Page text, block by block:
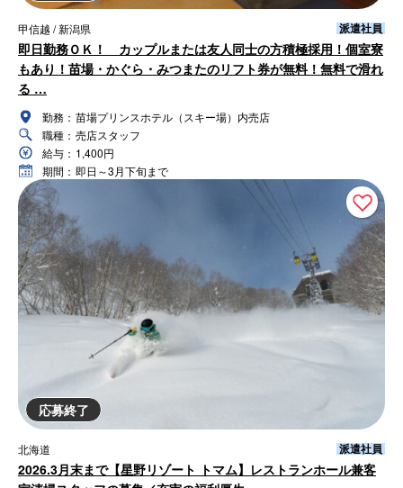
甲信越 / 新潟県 派遣社員
即日勤務ＯＫ！ カップルまたは友人同士の方積極採用！個室寮
もあり！苗場・かぐら・みつまたのリフト券が無料！無料で滑れ
る …
勤務： 苗場プリンスホテル（スキー場）内売店
職種： 売店スタッフ
給与： 1,400円
期間： 即日～3月下旬まで
応募終了
北海道 派遣社員
2026.3月末まで【星野リゾート トマム】レストランホール兼客